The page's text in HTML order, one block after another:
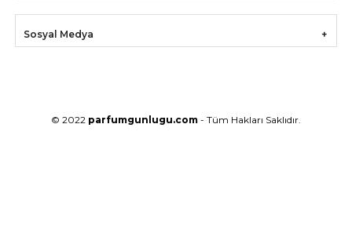
Sosyal Medya
© 2022 parfumgunlugu.com - Tüm Hakları Saklıdır.